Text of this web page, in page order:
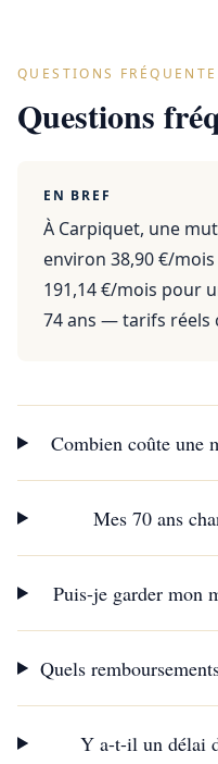
QUESTIONS
Questions
EN BREF
À Carpiquet, une
environ 38,90 €/
191,14 €/mois pour
74 ans — tarifs réels
Combien coûte une
Mes 70 ans
Puis-je garder mon
Quels
Y a-t-il un délai